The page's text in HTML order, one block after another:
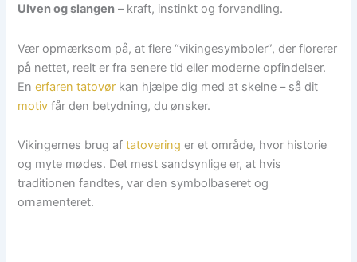
Ulven og slangen – kraft, instinkt og forvandling.
Vær opmærksom på, at flere “vikingesymboler”, der florerer
på nettet, reelt er fra senere tid eller moderne opfindelser.
Enerfaren tatovør kan hjælpe dig med at skelne – så dit
motiv får den betydning, du ønsker.
Vikingernes brug aftatovering er et område, hvor historie
og myte mødes. Det mest sandsynlige er, at hvis
traditionen fandtes, var den symbolbaseret og
ornamenteret.